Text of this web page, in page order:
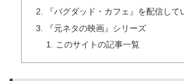
『バグダッド・カフェ』を配信して
『元ネタの映画』シリーズ
このサイトの記事一覧